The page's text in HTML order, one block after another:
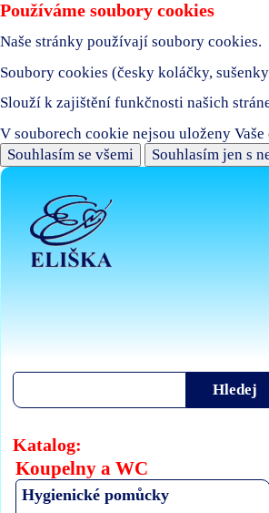
Používáme soubory cookies
Naše stránky používají soubory cookies.
Soubory cookies (česky koláčky,
Slouží k zajištění funkčnosti našich
V souborech cookie nejsou uloženy
Souhlasím se všemi
Souhlasím jen s
Katalog:
Koupelny a WC
Hygienické pomůcky